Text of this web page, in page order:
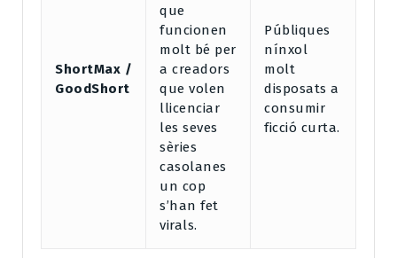
ShortMax /
GoodShort
que
funcionen
molt bé per
a creadors
que volen
llicenciar
les seves
sèries
casolanes
un cop
s’han fet
virals.
Públiques
nínxol
molt
disposats a
consumir
ficció curta.